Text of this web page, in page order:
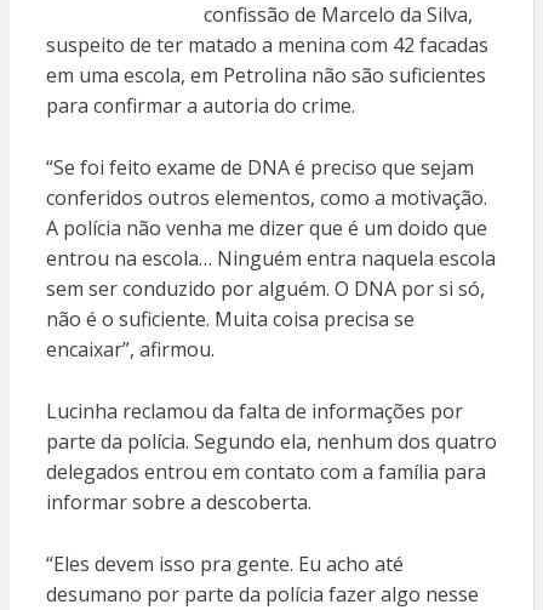
confissão de Marcelo da Silva,
suspeito de ter matado a menina com 42 facadas
em uma escola, em Petrolina não são suficientes
para confirmar a autoria do crime.
“Se foi feito exame de DNA é preciso que sejam
conferidos outros elementos, como a motivação.
A polícia não venha me dizer que é um doido que
entrou na escola… Ninguém entra naquela escola
sem ser conduzido por alguém. O DNA por si só,
não é o suficiente. Muita coisa precisa se
encaixar”, afirmou.
Lucinha reclamou da falta de informações por
parte da polícia. Segundo ela, nenhum dos quatro
delegados entrou em contato com a família para
informar sobre a descoberta.
“Eles devem isso pra gente. Eu acho até
desumano por parte da polícia fazer algo nesse